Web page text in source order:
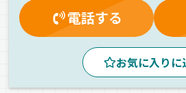
社内イベント
無事故手当
交通費支給
社員登用制度
再
マイカー通勤可
制服・作業着貸与
朝 夜 拠点多数
中距離
観光バス 長距離 一
電話する
お気に入りに